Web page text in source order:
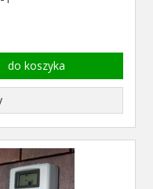
do koszyka